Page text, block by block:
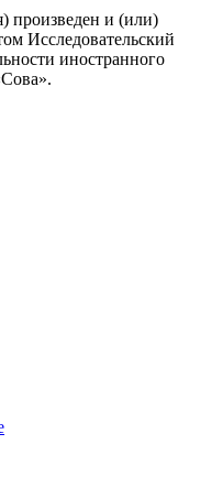
произведен и (или)
Исследовательский
иностранного